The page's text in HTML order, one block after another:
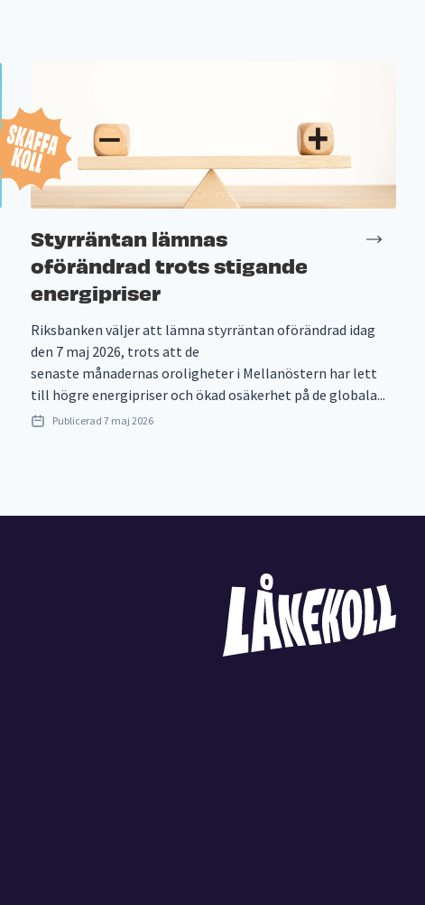
Styrräntan lämnas
oförändrad trots stigande
energipriser
Riksbanken väljer att lämna styrräntan oförändrad idag
den 7 maj 2026, trots att de
senaste månadernas oroligheter i Mellanöstern har lett
till högre energipriser och ökad osäkerhet på de globala...
Publicerad 7 maj 2026